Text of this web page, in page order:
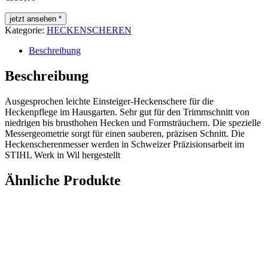
jetzt ansehen *
Kategorie: HECKENSCHEREN
Beschreibung
Beschreibung
Ausgesprochen leichte Einsteiger-Heckenschere für die
Heckenpflege im Hausgarten. Sehr gut für den Trimmschnitt von
niedrigen bis brusthohen Hecken und Formsträuchern. Die spezielle
Messergeometrie sorgt für einen sauberen, präzisen Schnitt. Die
Heckenscherenmesser werden in Schweizer Präzisionsarbeit im
STIHL Werk in Wil hergestellt
Ähnliche Produkte